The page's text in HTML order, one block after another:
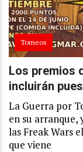
Torneos
Los premios
incluirán
La Guerra por
en su
las Freak Wars
que viene